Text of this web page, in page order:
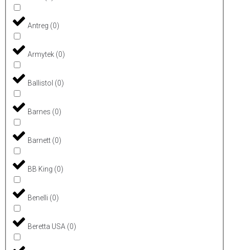
Antreg (0)
Armytek (0)
Ballistol (0)
Barnes (0)
Barnett (0)
BB King (0)
Benelli (0)
Beretta USA (0)